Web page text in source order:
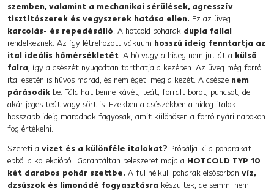
szemben, valamint a mechanikai sérülések, agresszív
tisztítószerek és vegyszerek hatása ellen. Ez az üveg
karcolás- és repedésálló. A hotcold poharak dupla fallal
rendelkeznek. Az így létrehozott vákuum hosszú ideig fenntartja az
ital ideális hőmérsékletét. A hő vagy a hideg nem jut át a külső
falra, így a csészét nyugodtan tarthatja a kezében. Az üveg még forró
ital esetén is hűvös marad, és nem égeti meg a kezét. A csésze nem
párásodik be. Tálalhat benne kávét, teát, forralt borot, puncsot, de
akár jeges teát vagy sört is. Ezekben a csészékben a hideg italok
hosszabb ideig maradnak fagyosak, amit különösen a forró nyári napokon
fog értékelni.
Szereti a vizet és a különféle italokat? Próbálja ki a poharakat
ebből a kollekcióból. Garantáltan beleszeret majd a HOTCOLD TYP 10
két darabos pohár szettbe. A fül nélküli poharak elsősorban víz,
dzsúszok és limonádé fogyasztásra készültek, de semmi nem